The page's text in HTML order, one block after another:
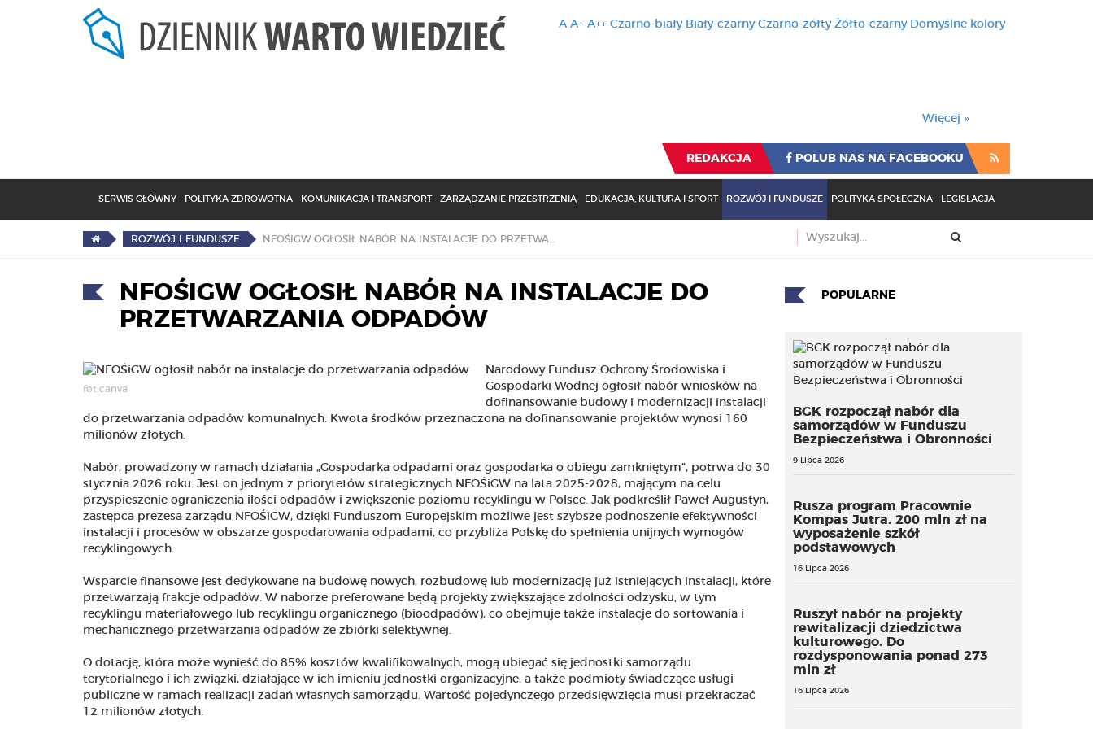
A A+ A++ Czarno-biały Biały-czarny Czarno-żółty Żółto-czarny Domyślne kolory
Więcej »
REDAKCJA POLUB NAS NA FACEBOOKU
SERWIS GŁÓWNY POLITYKA ZDROWOTNA KOMUNIKACJA I TRANSPORT ZARZĄDZANIE PRZESTRZENIĄ EDUKACJA, KULTURA I SPORT ROZWÓJ I FUNDUSZE POLITYKA SPOŁECZNA LEGISLACJA
ROZWÓJ I FUNDUSZE
NFOŚIGW OGŁOSIŁ NABÓR NA INSTALACJE DO
PRZETWARZANIA ODPADÓW
fot.canva
Narodowy Fundusz Ochrony Środowiska i
Gospodarki Wodnej ogłosił nabór wniosków na
dofinansowanie budowy i modernizacji instalacji
do przetwarzania odpadów komunalnych. Kwota środków przeznaczona na dofinansowanie projektów wynosi 160
milionów złotych.
Nabór, prowadzony w ramach działania „Gospodarka odpadami oraz gospodarka o obiegu zamkniętym”, potrwa do 30
stycznia 2026 roku. Jest on jednym z priorytetów strategicznych NFOŚiGW na lata 2025-2028, mającym na celu
przyspieszenie ograniczenia ilości odpadów i zwiększenie poziomu recyklingu w Polsce. Jak podkreślił Paweł Augustyn,
zastępca prezesa zarządu NFOŚiGW, dzięki Funduszom Europejskim możliwe jest szybsze podnoszenie efektywności
instalacji i procesów w obszarze gospodarowania odpadami, co przybliża Polskę do spełnienia unijnych wymogów
recyklingowych.
Wsparcie finansowe jest dedykowane na budowę nowych, rozbudowę lub modernizację już istniejących instalacji, które
przetwarzają frakcje odpadów. W naborze preferowane będą projekty zwiększające zdolności odzysku, w tym
recyklingu materiałowego lub recyklingu organicznego (bioodpadów), co obejmuje także instalacje do sortowania i
mechanicznego przetwarzania odpadów ze zbiórki selektywnej.
O dotację, która może wynieść do 85% kosztów kwalifikowalnych, mogą ubiegać się jednostki samorządu
terytorialnego i ich związki, działające w ich imieniu jednostki organizacyjne, a także podmioty świadczące usługi
publiczne w ramach realizacji zadań własnych samorządu. Wartość pojedynczego przedsięwzięcia musi przekraczać
12 milionów złotych.
POPULARNE
BGK rozpoczął nabór dla
samorządów w Funduszu
Bezpieczeństwa i Obronności
9 Lipca 2026
Rusza program Pracownie
Kompas Jutra. 200 mln zł na
wyposażenie szkół
podstawowych
16 Lipca 2026
Ruszył nabór na projekty
rewitalizacji dziedzictwa
kulturowego. Do
rozdysponowania ponad 273
mln zł
16 Lipca 2026